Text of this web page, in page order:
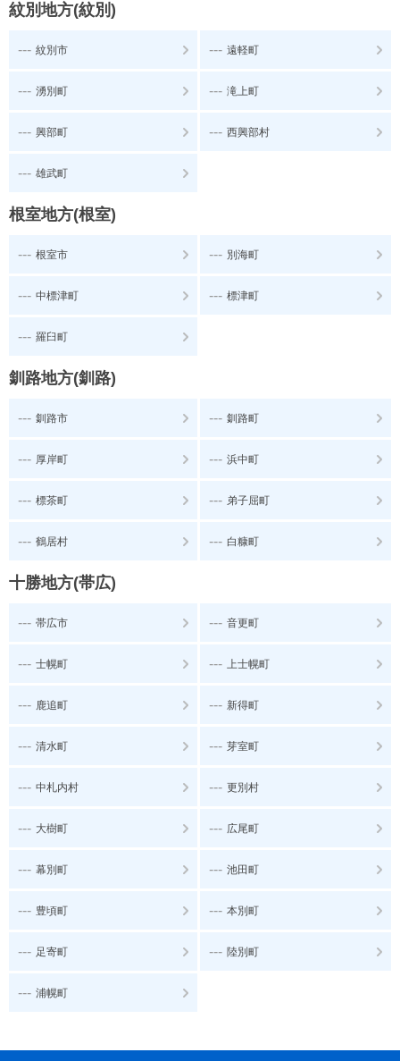
紋別地方(紋別)
--- 紋別市 --- 遠軽町
--- 湧別町 --- 滝上町
--- 興部町 --- 西興部村
--- 雄武町
根室地方(根室)
--- 根室市 --- 別海町
--- 中標津町 --- 標津町
--- 羅臼町
釧路地方(釧路)
--- 釧路市 --- 釧路町
--- 厚岸町 --- 浜中町
--- 標茶町 --- 弟子屈町
--- 鶴居村 --- 白糠町
十勝地方(帯広)
--- 帯広市 --- 音更町
--- 士幌町 --- 上士幌町
--- 鹿追町 --- 新得町
--- 清水町 --- 芽室町
--- 中札内村 --- 更別村
--- 大樹町 --- 広尾町
--- 幕別町 --- 池田町
--- 豊頃町 --- 本別町
--- 足寄町 --- 陸別町
--- 浦幌町